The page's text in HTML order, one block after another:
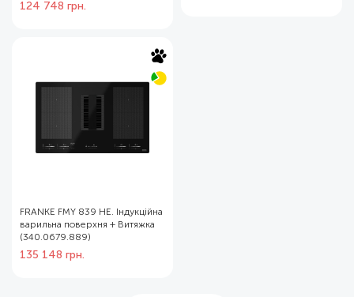
124 748 грн.
FRANKE FMY 839 HE. Індукційна
варильна поверхня + Витяжка
(340.0679.889)
135 148 грн.